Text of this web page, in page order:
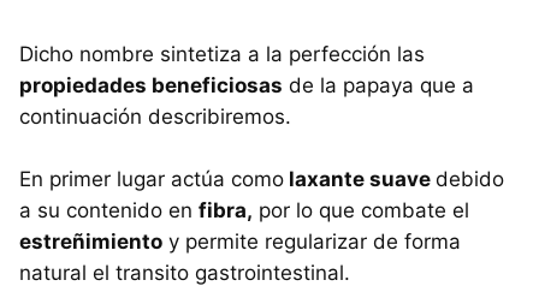
Dicho nombre sintetiza a la perfección las
propiedades beneficiosas de la papaya que a
continuación describiremos.
En primer lugar actúa como laxante suave debido
a su contenido en fibra, por lo que combate el
estreñimiento y permite regularizar de forma
natural el transito gastrointestinal.